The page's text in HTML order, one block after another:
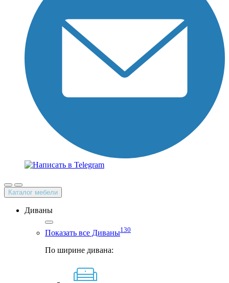
Каталог мебели
Диваны
Показать все Диваны130
По ширине дивана: